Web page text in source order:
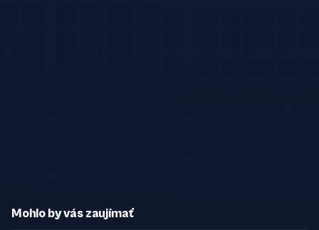
Mohlo by vás zaujímať